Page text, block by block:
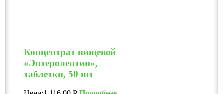
Концентрат пищевой
«Энтеролептин»,
таблетки, 50 шт